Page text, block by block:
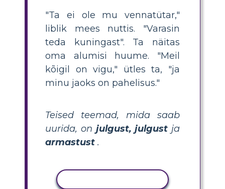
"Ta ei ole mu vennatütar,"
liblik mees nuttis. "Varasin
teda kuningast". Ta näitas
oma alumisi huume. "Meil
kõigil on vigu," ütles ta, "ja
minu jaoks on pahelisus."
Teised teemad, mida saab
uurida, on julgust, julgust ja
armastust .